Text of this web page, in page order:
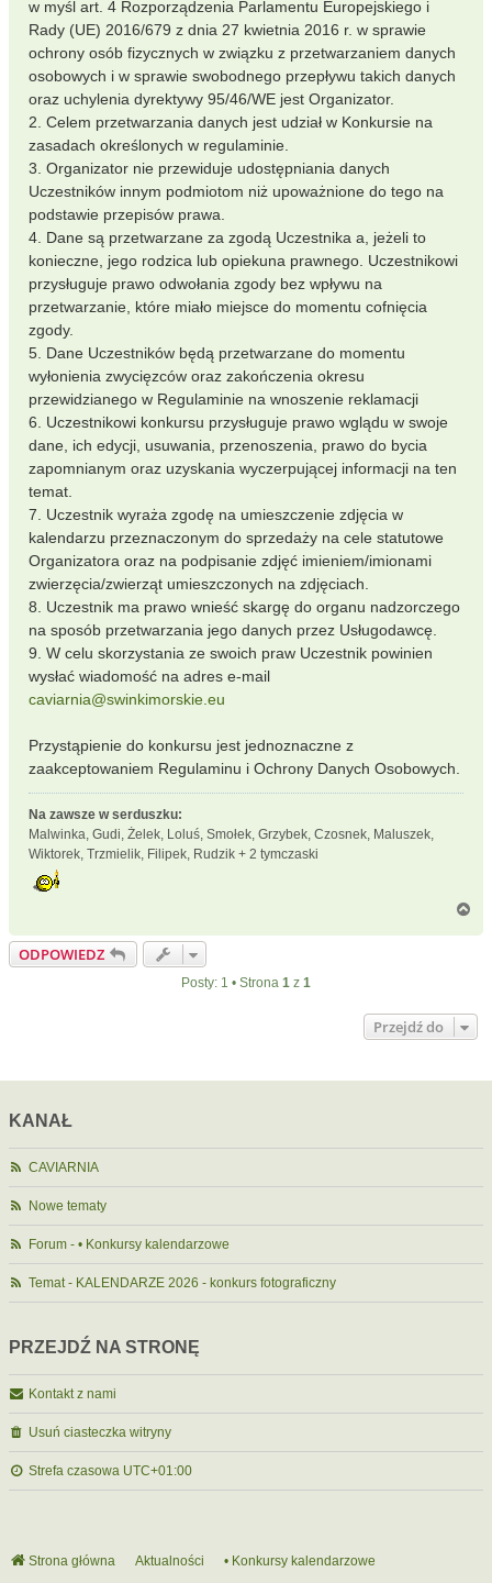
w myśl art. 4 Rozporządzenia Parlamentu Europejskiego i
Rady (UE) 2016/679 z dnia 27 kwietnia 2016 r. w sprawie
ochrony osób fizycznych w związku z przetwarzaniem danych
osobowych i w sprawie swobodnego przepływu takich danych
oraz uchylenia dyrektywy 95/46/WE jest Organizator.
2. Celem przetwarzania danych jest udział w Konkursie na
zasadach określonych w regulaminie.
3. Organizator nie przewiduje udostępniania danych
Uczestników innym podmiotom niż upoważnione do tego na
podstawie przepisów prawa.
4. Dane są przetwarzane za zgodą Uczestnika a, jeżeli to
konieczne, jego rodzica lub opiekuna prawnego. Uczestnikowi
przysługuje prawo odwołania zgody bez wpływu na
przetwarzanie, które miało miejsce do momentu cofnięcia
zgody.
5. Dane Uczestników będą przetwarzane do momentu
wyłonienia zwycięzców oraz zakończenia okresu
przewidzianego w Regulaminie na wnoszenie reklamacji
6. Uczestnikowi konkursu przysługuje prawo wglądu w swoje
dane, ich edycji, usuwania, przenoszenia, prawo do bycia
zapomnianym oraz uzyskania wyczerpującej informacji na ten
temat.
7. Uczestnik wyraża zgodę na umieszczenie zdjęcia w
kalendarzu przeznaczonym do sprzedaży na cele statutowe
Organizatora oraz na podpisanie zdjęć imieniem/imionami
zwierzęcia/zwierząt umieszczonych na zdjęciach.
8. Uczestnik ma prawo wnieść skargę do organu nadzorczego
na sposób przetwarzania jego danych przez Usługodawcę.
9. W celu skorzystania ze swoich praw Uczestnik powinien
wysłać wiadomość na adres e-mail
caviarnia@swinkimorskie.eu
Przystąpienie do konkursu jest jednoznaczne z
zaakceptowaniem Regulaminu i Ochrony Danych Osobowych.
Na zawsze w serduszku:
Malwinka, Gudi, Żelek, Loluś, Smołek, Grzybek, Czosnek, Maluszek,
Wiktorek, Trzmielik, Filipek, Rudzik + 2 tymczaski
ODPOWIEDZ
Posty: 1 • Strona 1 z 1
Przejdź do
KANAŁ
CAVIARNIA
Nowe tematy
Forum - • Konkursy kalendarzowe
Temat - KALENDARZE 2026 - konkurs fotograficzny
PRZEJDŹ NA STRONĘ
Kontakt z nami
Usuń ciasteczka witryny
Strefa czasowa UTC+01:00
Strona główna Aktualności • Konkursy kalendarzowe